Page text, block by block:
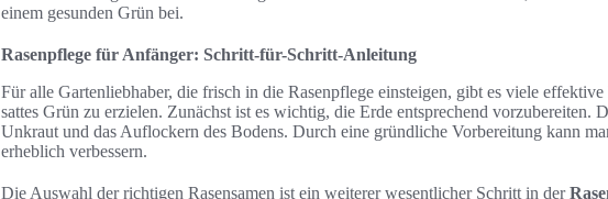
einem gesunden Grün bei.
Rasenpflege für Anfänger: Schritt-für-Schritt-Anleitung
Für alle Gartenliebhaber, die frisch in die Rasenpflege einsteigen, gibt es viele effektive
sattes Grün zu erzielen. Zunächst ist es wichtig, die Erde entsprechend vorzubereiten.
Unkraut und das Auflockern des Bodens. Durch eine gründliche Vorbereitung kann
erheblich verbessern.
Die Auswahl der richtigen Rasensamen ist ein weiterer wesentlicher Schritt in der